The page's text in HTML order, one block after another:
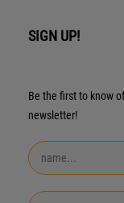
SIGN UP!
Be the first to know
newsletter!